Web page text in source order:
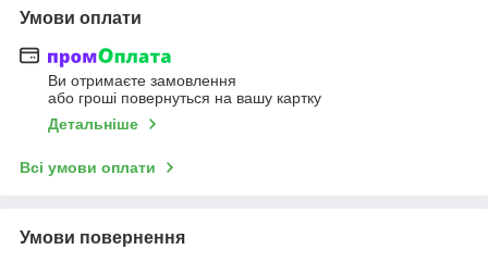
Умови оплати
Ви отримаєте замовлення
або гроші повернуться на вашу картку
Детальніше
Всі умови оплати
Умови повернення